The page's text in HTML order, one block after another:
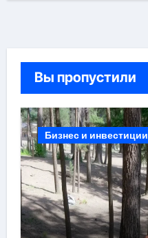
Вы пропустили
Бизнес и инвестиции